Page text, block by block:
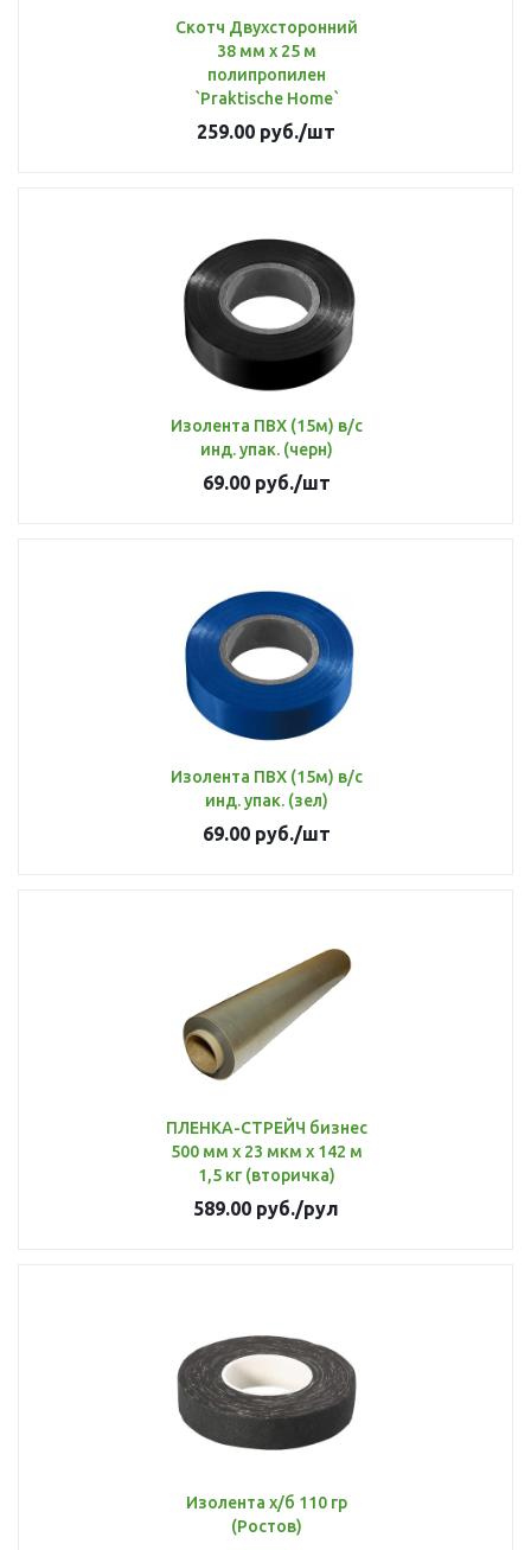
Скотч Двухсторонний
38 мм х 25 м
полипропилен
`Praktische Home`
259.00 руб./шт
Изолента ПВХ (15м) в/с
инд. упак. (черн)
69.00руб./шт
Изолента ПВХ (15м) в/с
инд. упак. (зел)
69.00руб./шт
ПЛЕНКА-СТРЕЙЧ бизнес
500 мм х 23 мкм х 142 м
1,5 кг (вторичка)
589.00 руб./рул
Изолента х/б 110 гр
(Ростов)